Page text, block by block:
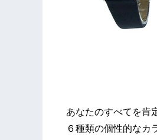
あなたのすべてを肯
６種類の個性的なカ